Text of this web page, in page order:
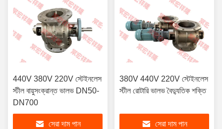
440V 380V 220V স্টেইনলেস
স্টীল বায়ুসংক্রান্ত ভালভ DN50-
DN700
সেরা দাম পান
380V 440V 220V স্টেইনলেস
স্টীল রোটারি ভালভ বৈদ্যুতিক শক্তি
সেরা দাম পান